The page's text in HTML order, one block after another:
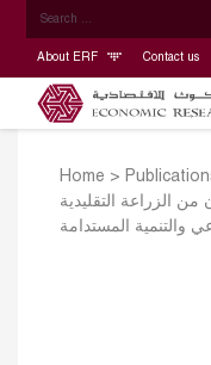
About ERF Contact us
Home >
الزراعة التقليدية
والتنمية المستدامة